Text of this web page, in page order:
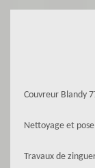
Couvreur Blandy
Nettoyage et
Travaux de